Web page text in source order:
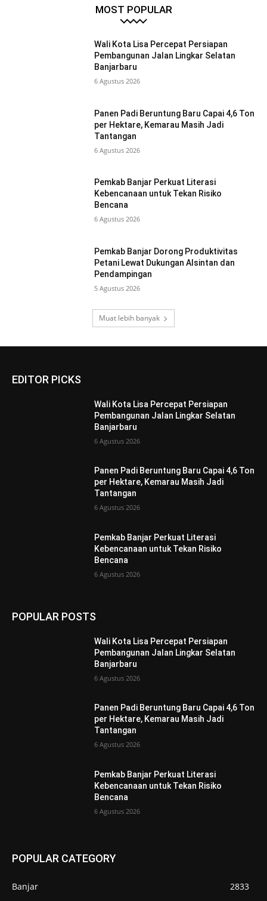
MOST POPULAR
Wali Kota Lisa Percepat Persiapan
Pembangunan Jalan Lingkar Selatan
Banjarbaru
6 Agustus 2026
Panen Padi Beruntung Baru Capai 4,6 Ton
per Hektare, Kemarau Masih Jadi
Tantangan
6 Agustus 2026
Pemkab Banjar Perkuat Literasi
Kebencanaan untuk Tekan Risiko
Bencana
6 Agustus 2026
Pemkab Banjar Dorong Produktivitas
Petani Lewat Dukungan Alsintan dan
Pendampingan
5 Agustus 2026
Muat lebih banyak
EDITOR PICKS
Wali Kota Lisa Percepat Persiapan
Pembangunan Jalan Lingkar Selatan
Banjarbaru
6 Agustus 2026
Panen Padi Beruntung Baru Capai 4,6 Ton
per Hektare, Kemarau Masih Jadi
Tantangan
6 Agustus 2026
Pemkab Banjar Perkuat Literasi
Kebencanaan untuk Tekan Risiko
Bencana
6 Agustus 2026
POPULAR POSTS
Wali Kota Lisa Percepat Persiapan
Pembangunan Jalan Lingkar Selatan
Banjarbaru
6 Agustus 2026
Panen Padi Beruntung Baru Capai 4,6 Ton
per Hektare, Kemarau Masih Jadi
Tantangan
6 Agustus 2026
Pemkab Banjar Perkuat Literasi
Kebencanaan untuk Tekan Risiko
Bencana
6 Agustus 2026
POPULAR CATEGORY
Banjar
2833